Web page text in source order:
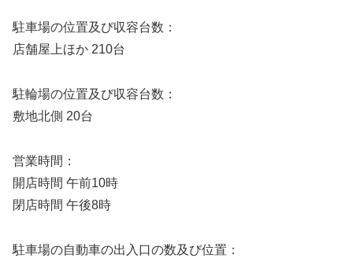
駐車場の位置及び収容台数：
店舗屋上ほか 210台
駐輪場の位置及び収容台数：
敷地北側 20台
営業時間：
開店時間 午前10時
閉店時間 午後8時
駐車場の自動車の出入口の数及び位置：